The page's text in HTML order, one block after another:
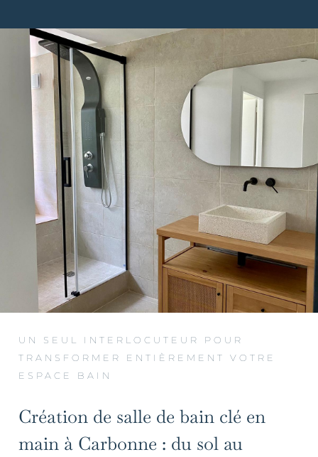
UN SEUL INTERLOCUTEUR POUR
TRANSFORMER ENTIÈREMENT VOTRE
ESPACE BAIN
Création de salle de bain clé en
main à Carbonne : du sol au